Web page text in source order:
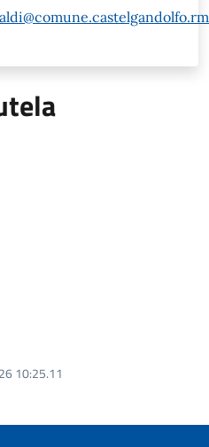
10:25.11